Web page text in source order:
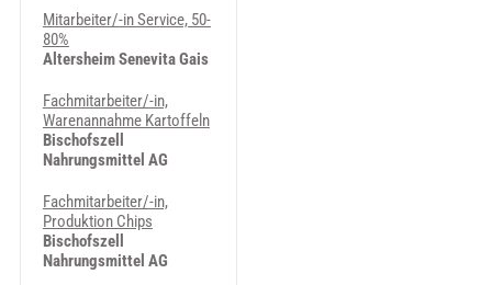
Mitarbeiter/-in Service, 50-
80%
Altersheim Senevita Gais
Fachmitarbeiter/-in,
Warenannahme Kartoffeln
Bischofszell
Nahrungsmittel AG
Fachmitarbeiter/-in,
Produktion Chips
Bischofszell
Nahrungsmittel AG